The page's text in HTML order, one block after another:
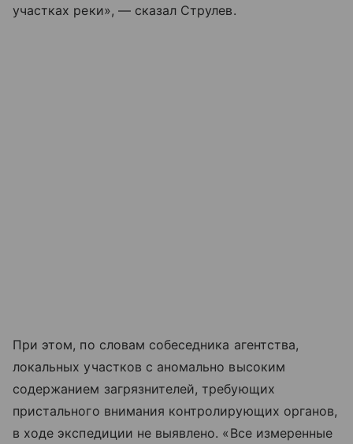
участках реки», — сказал Струлев.
При этом, по словам собеседника агентства,
локальных участков с аномально высоким
содержанием загрязнителей, требующих
пристального внимания контролирующих органов,
в ходе экспедиции не выявлено. «Все измеренные